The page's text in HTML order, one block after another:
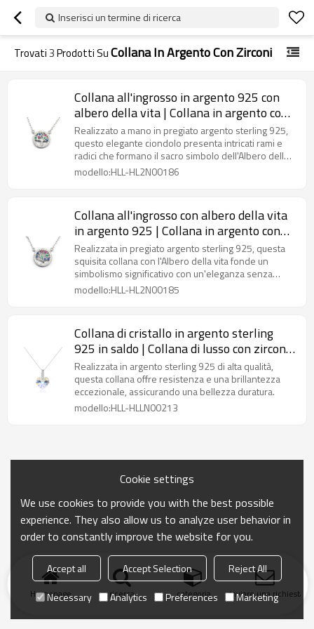
Inserisci un termine di ricerca
Trovati3Prodotti SuCollana In Argento Con Zirconi
Collana all'ingrosso in argento 925 con
albero della vita | Collana in argento con
zirconi alla moda per donna
Realizzato a mano in pregiato argento sterling 925,
questo elegante ciondolo presenta intricati rami e
radici che formano il sacro simbolo dell'Albero della
Vita.
modello:HLL-HL2N00186
Collana all'ingrosso con albero della vita
in argento 925 | Collana in argento con
zirconi per donna
Realizzata in pregiato argento sterling 925, questa
squisita collana con l'Albero della vita fonde un
simbolismo significativo con un'eleganza senza
tempo.
modello:HLL-HL2N00185
Collana di cristallo in argento sterling
925 in saldo | Collana di lusso con zirconi
e strass per donna
Realizzata in argento sterling 925 di alta qualità,
questa collana offre resistenza e una brillantezza
eccezionale, assicurando una bellezza duratura.
modello:HLL-HLLN00213
Homepage ricerca categoria Inviare una richiesta
Cookie settings
We use cookies to provide you with the best possible
experience. They also allow us to analyze user behavior in
order to constantly improve the website for you.
Accept all Accept Selection
Reject All
Necessary
Analytics Preferences Marketing